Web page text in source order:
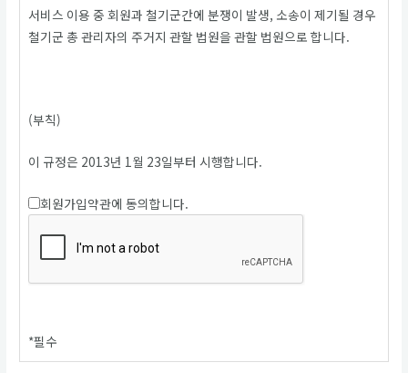
서비스 이용 중 회원과 철기군간에 분쟁이 발생, 소송이 제기될 경우
철기군 총 관리자의 주거지 관할 법원을 관할 법원으로 합니다.
(부칙)
이 규정은 2013년 1월 23일부터 시행합니다.
회원가입약관에 동의합니다.
*필수